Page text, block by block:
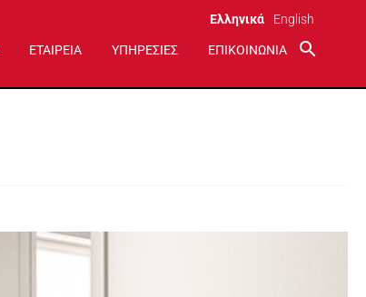
Ελληνικά English
ΕΤΑΙΡΕΙΑ ΥΠΗΡΕΣΙΕΣ ΕΠΙΚΟΙΝΩΝΙΑ search